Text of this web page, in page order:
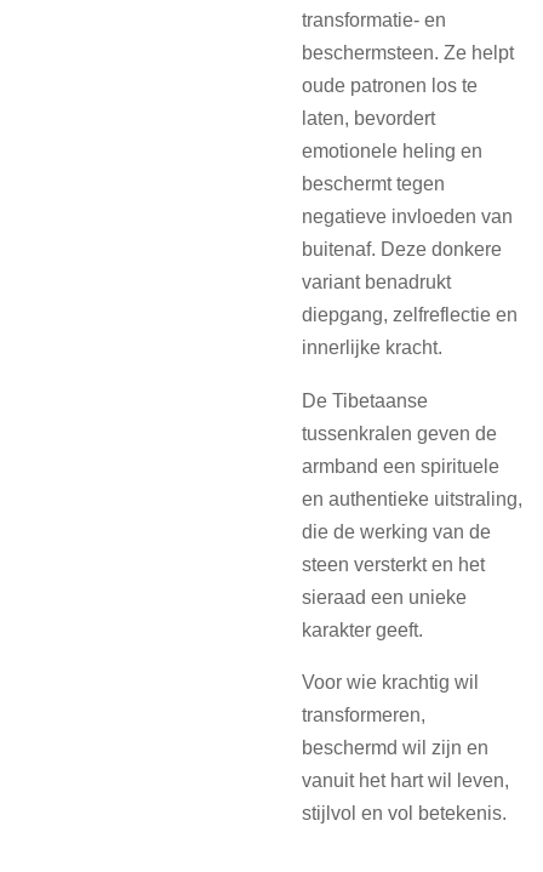
transformatie- en
beschermsteen. Ze helpt
oude patronen los te
laten, bevordert
emotionele heling en
beschermt tegen
negatieve invloeden van
buitenaf. Deze donkere
variant benadrukt
diepgang, zelfreflectie en
innerlijke kracht.
De Tibetaanse
tussenkralen geven de
armband een spirituele
en authentieke uitstraling,
die de werking van de
steen versterkt en het
sieraad een unieke
karakter geeft.
Voor wie krachtig wil
transformeren,
beschermd wil zijn en
vanuit het hart wil leven,
stijlvol en vol betekenis.